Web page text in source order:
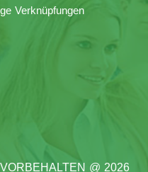
Verknüpfungen
@ 2026